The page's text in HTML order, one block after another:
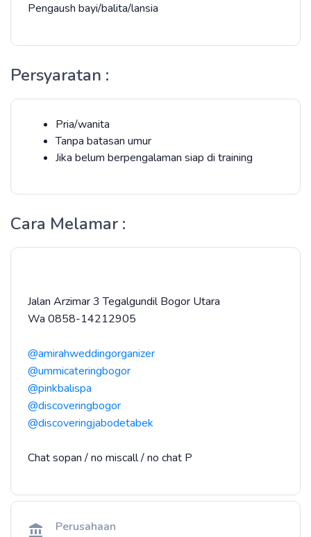
Pengaush bayi/balita/lansia
Persyaratan :
Pria/wanita
Tanpa batasan umur
Jika belum berpengalaman siap di training
Cara Melamar :
Jalan Arzimar 3 Tegalgundil Bogor Utara
Wa 0858-14212905
@amirahweddingorganizer
@ummicateringbogor
@pinkbalispa
@discoveringbogor
@discoveringjabodetabek
Chat sopan / no miscall / no chat P
Perusahaan